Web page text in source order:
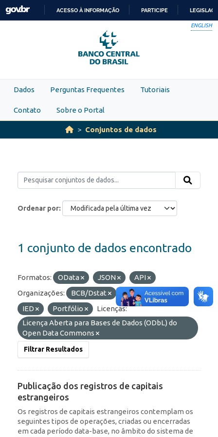
Skip to main content
PARA
O
CONTEÚDO
ACESSO À INFORMAÇÃO PARTICIPE
ENGLISH
Dados Perguntas Frequentes Tutoriais
Contato Sobre o Portal
Conjuntos de dados
Ordenar por
1 conjunto de dados encontrado
Formatos: OData JSON
API
Organizações:
BCB/Dstat Etiquetas:
RDE
IED
Portfólio
Licenças:
Licença Aberta para Bases de Dados (ODbL) do
Open Data Commons
Filtrar Resultados
Publicação dos registros de capitais
estrangeiros
Os registros de capitais estrangeiros contemplam os
seguintes tipos de operações, criadas ou encerradas
em cada período data-base, no âmbito do sistema de